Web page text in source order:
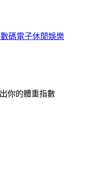
數碼電子休閒娛樂
你的體重指數